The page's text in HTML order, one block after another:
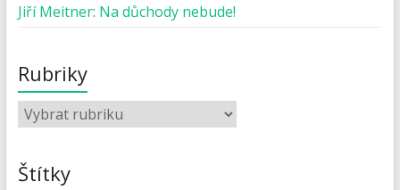
Jiří Meitner: Na důchody nebude!
Rubriky
Štítky